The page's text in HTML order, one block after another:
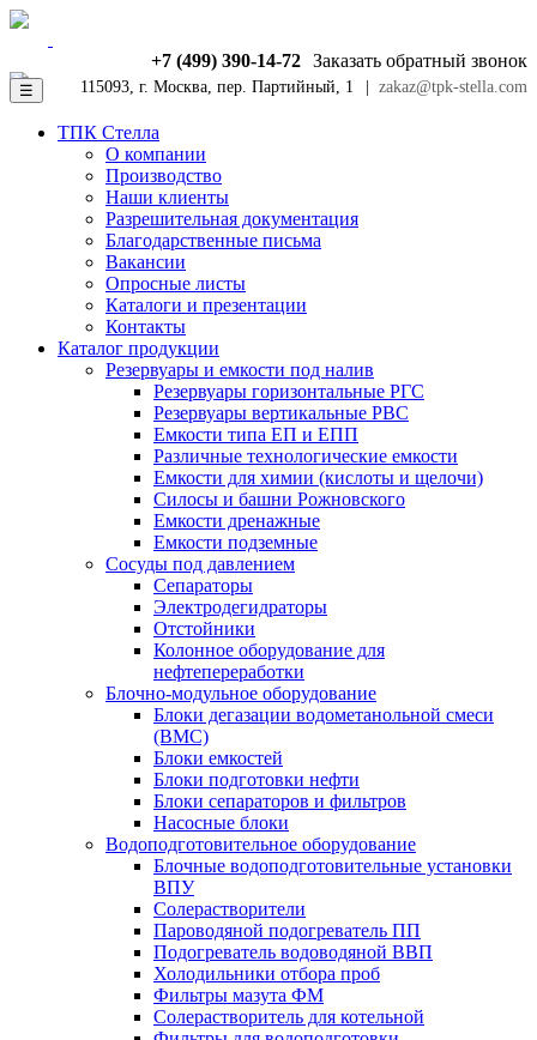
Заказать обратный звонок
+7 (499) 390-14-72
zakaz@tpk-stella.com
115093, г. Москва, пер. Партийный, 1
☰
ТПК Стелла
О компании
Производство
Наши клиенты
Разрешительная документация
Благодарственные письма
Вакансии
Опросные листы
Каталоги и презентации
Контакты
Каталог продукции
Резервуары и емкости под налив
Резервуары горизонтальные РГС
Резервуары вертикальные РВС
Емкости типа ЕП и ЕПП
Различные технологические емкости
Емкости для химии (кислоты и щелочи)
Силосы и башни Рожновского
Емкости дренажные
Емкости подземные
Сосуды под давлением
Сепараторы
Электродегидраторы
Отстойники
Колонное оборудование для
нефтепереработки
Блочно-модульное оборудование
Блоки дегазации водометанольной смеси
(BMC)
Блоки емкостей
Блоки подготовки нефти
Блоки сепараторов и фильтров
Насосные блоки
Водоподготовительное оборудование
Блочные водоподготовительные установки
ВПУ
Солерастворители
Пароводяной подогреватель ПП
Подогреватель водоводяной ВВП
Холодильники отбора проб
Фильтры мазута ФМ
Солерастворитель для котельной